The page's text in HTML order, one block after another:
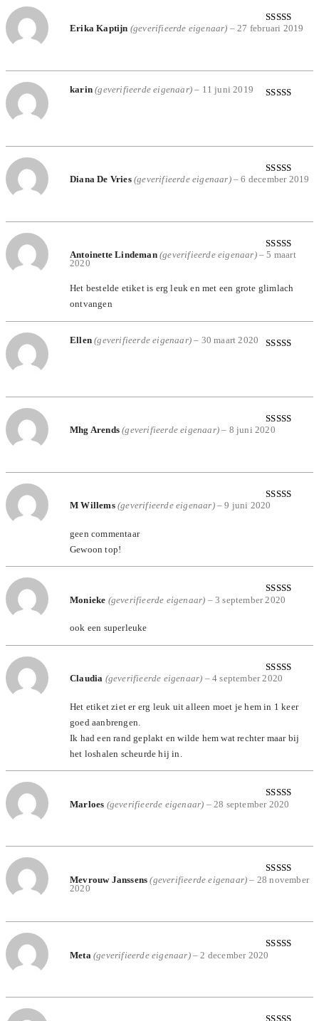
Gewaardeerd
Erika Kaptijn (geverifieerde eigenaar) – 27 februari 2019
karin(geverifieerde eigenaar) – 11 juni 2019
Gewaardeerd
Diana De Vries (geverifieerde eigenaar) – 6 december 2019
Gewaardeerd
Antoinette Lindeman (geverifieerde eigenaar) – 5 maart
2020
Het bestelde etiket is erg leuk en met een grote glimlach
ontvangen
Ellen(geverifieerde eigenaar) – 30 maart 2020
Gewaardeerd
Mhg Arends(geverifieerde eigenaar) – 8 juni 2020
Gewaardeerd
M Willems (geverifieerde eigenaar) – 9 juni 2020
geen commentaar
Gewoon top!
Gewaardeerd
Monieke (geverifieerde eigenaar) – 3 september 2020
ook een superleuke
Gewaardeerd
Claudia (geverifieerde eigenaar) – 4 september 2020
Het etiket ziet er erg leuk uit alleen moet je hem in 1 keer
goed aanbrengen.
Ik had een rand geplakt en wilde hem wat rechter maar bij
het loshalen scheurde hij in.
Gewaardeerd
Marloes (geverifieerde eigenaar) – 28 september 2020
Gewaardeerd
Mevrouw Janssens(geverifieerde eigenaar) – 28 november
2020
Gewaardeerd
Meta (geverifieerde eigenaar) – 2 december 2020